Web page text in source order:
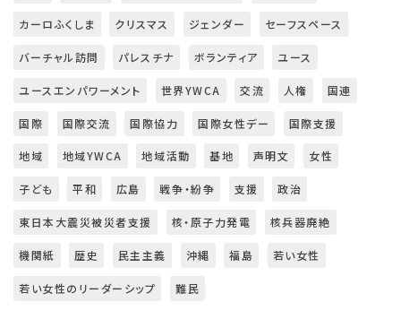
カーロふくしま クリスマス ジェンダー セーフスペース
バーチャル訪問 パレスチナ ボランティア ユース
ユースエンパワーメント 世界YWCA 交流 人権 国連
国際 国際交流 国際協力 国際女性デー 国際支援
地域 地域YWCA 地域活動 基地 声明文 女性
子ども 平和 広島 戦争・紛争 支援 政治
東日本大震災被災者支援 核・原子力発電 核兵器廃絶
機関紙 歴史 民主主義 沖縄 福島 若い女性
若い女性のリーダーシップ 難民